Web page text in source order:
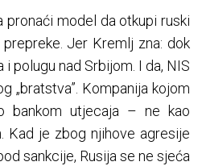
pronaći model da otkupi ruski
Jer Kremlj zna: dok
i polugu nad Srbijom. I da, NIS
„bratstva”. Kompanija kojom
bankom utjecaja – ne kao
Kad je zbog njihove agresije
sankcije, Rusija se ne sjeća